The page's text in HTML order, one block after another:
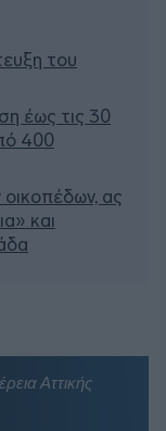
του
έως τις 30
400
ας
και
Αττικής